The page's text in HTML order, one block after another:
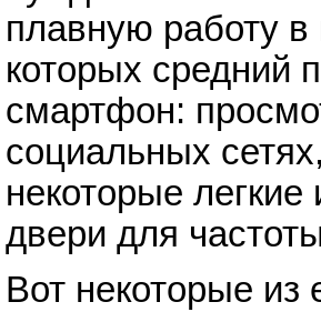
плавную работу
которых средний
смартфон:
социальных
некоторые
двери для
Вот некоторые из